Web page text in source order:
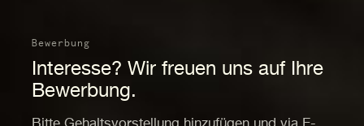
Bewerbung
Interesse? Wir freuen uns auf Ihre
Bewerbung.